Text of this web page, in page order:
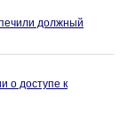
должный
о доступе к